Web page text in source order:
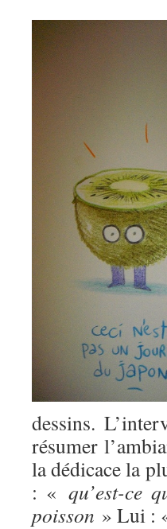
dessins.
résumer
la dédicace la
: « qu’est-ce
poisson » Lui :